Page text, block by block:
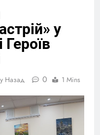
у
Героїв
Назад 0 1 Mins